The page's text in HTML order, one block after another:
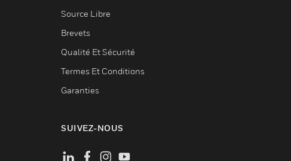
Source Libre
Brevets
Qualité Et Sécurité
Termes Et Conditions
Garanties
SUIVEZ-NOUS